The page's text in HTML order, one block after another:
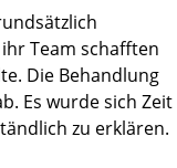
Team schafften
Die Behandlung
Es wurde sich Zeit
zu erklären.